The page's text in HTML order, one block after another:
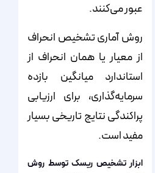
عبور می‌کنند.
روش آماری تشخیص انحراف
از معیار یا همان انحراف از
استاندارد میانگین بازده
سرمایه‌گذاری، برای ارزیابی
پراکندگی نتایج تاریخی بسیار
مفید است.
ابزار تشخیص ریسک توسط روش